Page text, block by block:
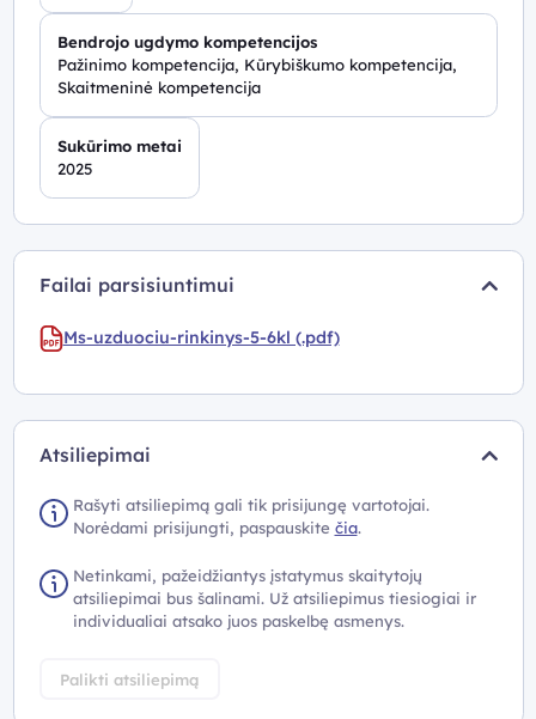
Bendrojo ugdymo kompetencijos
Pažinimo kompetencija, Kūrybiškumo kompetencija,
Skaitmeninė kompetencija
Sukūrimo metai
2025
Failai parsisiuntimui
Ms-uzduociu-rinkinys-5-6kl (.pdf)
Atsiliepimai
Rašyti atsiliepimą gali tik prisijungę vartotojai.
Norėdami prisijungti, paspauskite čia.
Netinkami, pažeidžiantys įstatymus skaitytojų
atsiliepimai bus šalinami. Už atsiliepimus tiesiogiai ir
individualiai atsako juos paskelbę asmenys.
Palikti atsiliepimą